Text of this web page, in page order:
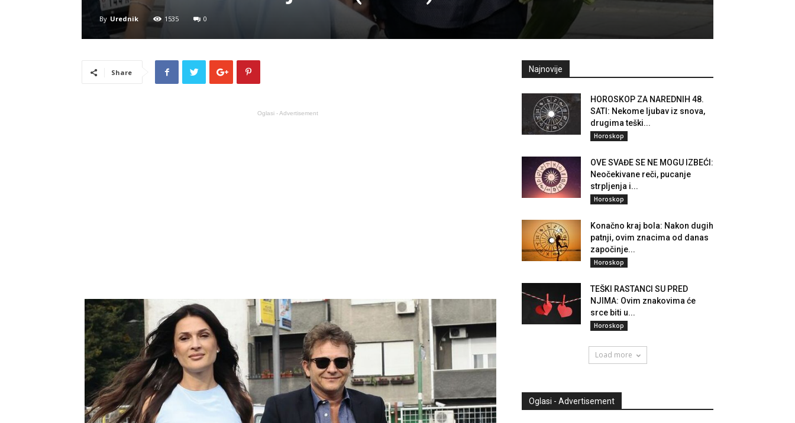
By Urednik 1535 0
Share
Oglasi - Advertisement
Najnovije
HOROSKOP ZA NAREDNIH 48.
SATI: Nekome ljubav iz snova,
drugima teški...
Horoskop
OVE SVAĐE SE NE MOGU IZBEĆI:
Neočekivane reči, pucanje
strpljenja i...
Horoskop
Konačno kraj bola: Nakon dugih
patnji, ovim znacima od danas
započinje...
Horoskop
TEŠKI RASTANCI SU PRED
NJIMA: Ovim znakovima će
srce biti u...
Horoskop
Load more
Oglasi - Advertisement